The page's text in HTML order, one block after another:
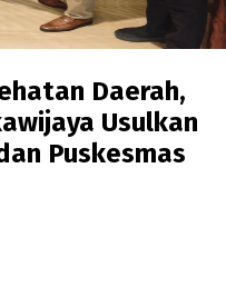
Daerah,
Usulkan
Puskesmas